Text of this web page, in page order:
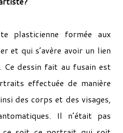
plasticienne formée aux
et qui s’avère avoir un lien
Ce dessin fait au fusain est
effectuée de manière
des corps et des visages,
Il n’était pas